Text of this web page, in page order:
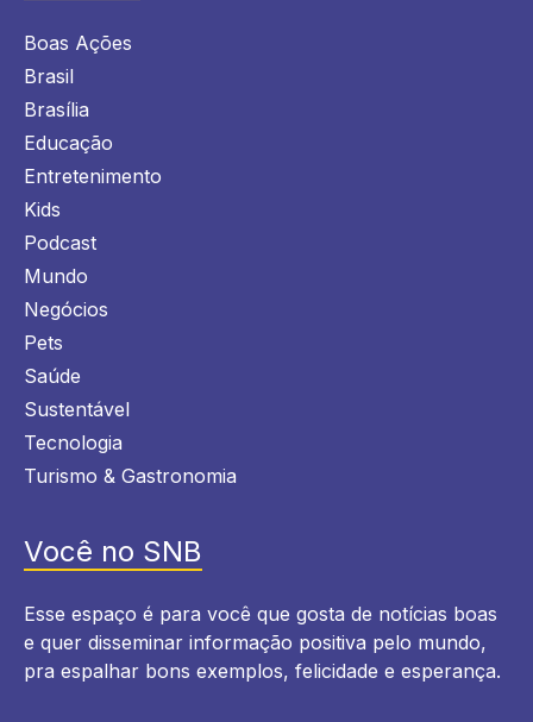
Boas Ações
Brasil
Brasília
Educação
Entretenimento
Kids
Podcast
Mundo
Negócios
Pets
Saúde
Sustentável
Tecnologia
Turismo & Gastronomia
Você no SNB
Esse espaço é para você que gosta de notícias boas
e quer disseminar informação positiva pelo mundo,
pra espalhar bons exemplos, felicidade e esperança.